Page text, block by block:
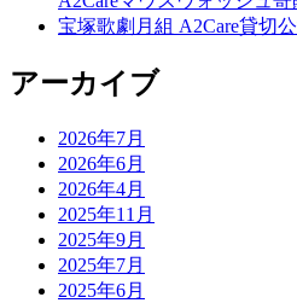
宝塚歌劇月組 A2Care貸切
アーカイブ
2026年7月
2026年6月
2026年4月
2025年11月
2025年9月
2025年7月
2025年6月